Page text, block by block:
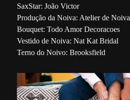
SaxStar: João Victor
Produção da Noiva: Atelier de Noiva
Bouquet: Todo Amor Decoracoes
Vestido de Noiva: Nat Kat Bridal
Terno do Noivo: Brooksfield